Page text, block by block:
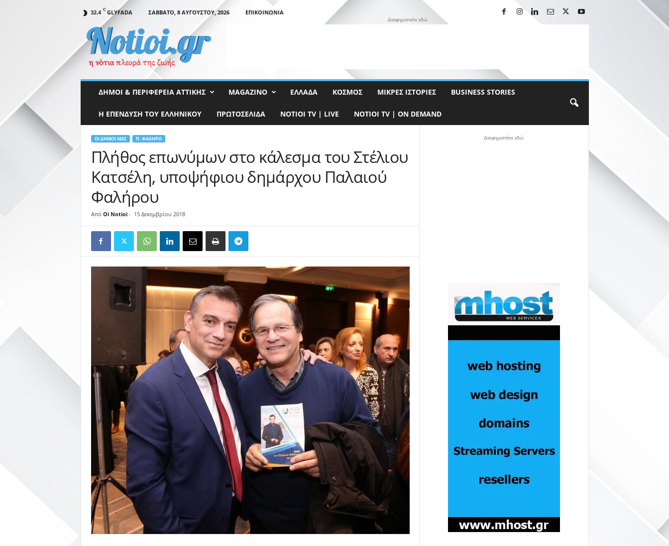
32.4 C GLYFADA ΣΆΒΒΑΤΟ, 8 ΑΥΓΟΎΣΤΟΥ, 2026
ΕΠΙΚΟΙΝΩΝΊΑ
t
Διαφημιστείτε εδώ
ΔΉΜΟΙ & ΠΕΡΙΦΈΡΕΙΑ ΑΤΤΙΚΉΣ MAGAZINO ΕΛΛΆΔΑ ΚΌΣΜΟΣ ΜΙΚΡΈΣ ΙΣΤΟΡΊΕΣ BUSINESS STORIES
Η ΕΠΕΝΔΥΣΗ ΤΟΥ ΕΛΛΗΝΙΚΟΥ ΠΡΩΤΟΣΈΛΙΔΑ NOTIOI TV | LIVE NOTIOI TV | ON DEMAND
ΟΙ ΔΉΜΟΙ ΜΑΣ Π. ΦΆΛΗΡΟ
Πλήθος επωνύμων στο κάλεσμα του Στέλιου
Κατσέλη, υποψήφιου δημάρχου Παλαιού
Φαλήρου
Από Oi Notioi- 15 Δεκεμβρίου 2018
Διαφημιστέιτε εδώ